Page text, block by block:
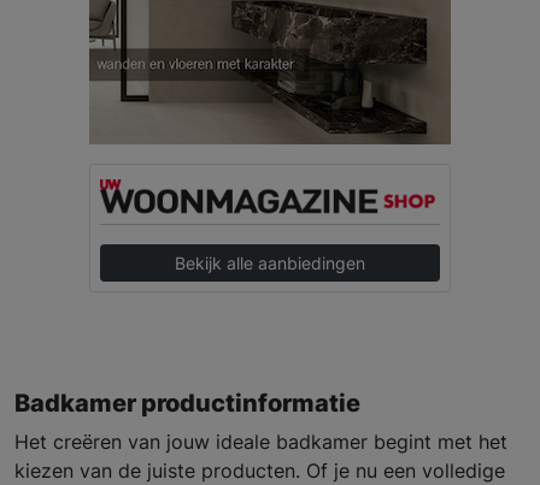
Bekijk alle aanbiedingen
Badkamer productinformatie
Het creëren van jouw ideale badkamer begint met het
kiezen van de juiste producten. Of je nu een volledige